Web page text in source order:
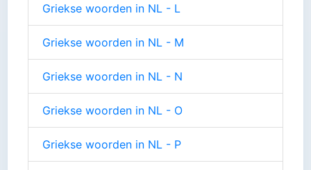
Griekse woorden in NL - L
Griekse woorden in NL - M
Griekse woorden in NL - N
Griekse woorden in NL - O
Griekse woorden in NL - P